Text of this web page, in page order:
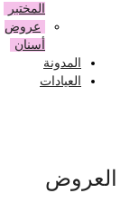
المختبر
عروض
أسنان
المدونة
العيادات